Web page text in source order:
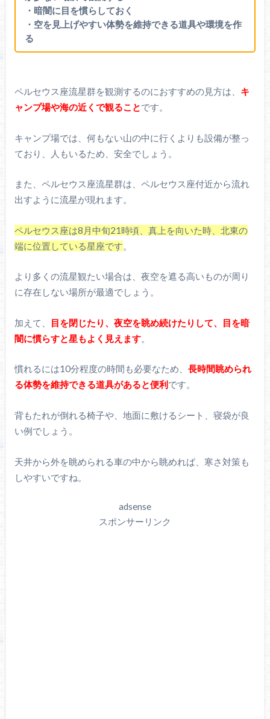
・暗闇に目を慣らしておく
・空を見上げやすい体勢を維持できる道具や環境を作
る
ペルセウス座流星群を観測するのにおすすめの見方は、 キ
ャンプ場や海の近くで観ることです。
キャンプ場では、何もない山の中に行くよりも設備が整っ
ており、人もいるため、安全でしょう。
また、ペルセウス座流星群は、ペルセウス座付近から流れ
出すように流星が現れます。
ペルセウス座は8月中旬21時頃、真上を向いた時、北東の
端に位置している星座です。
より多くの流星観たい場合は、夜空を遮る高いものが周り
に存在しない場所が最適でしょう。
加えて、
目を閉じたり、夜空を眺め続けたりして、目を暗
闇に慣らすと星もよく見えます。
慣れるには10分程度の時間も必要なため、 長時間眺められ
る体勢を維持できる道具があると便利 です。
背もたれが倒れる椅子や、地面に敷けるシート、寝袋が良
い例でしょう。
天井から外を眺められる車の中から眺めれば、寒さ対策も
しやすいですね。
adsense
スポンサーリンク